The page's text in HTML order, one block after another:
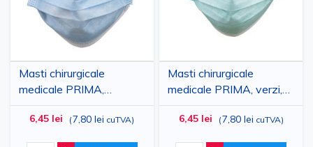
Masti chirurgicale
medicale PRIMA,
albastre, cu elastic, tip
IIR, 3 straturi, 50 bucati
6,45 lei (7,80 lei cuTVA)
Masti chirurgicale
medicale PRIMA, verzi,
cu elastic, tip IIR, 3
straturi, 50 bucati
6,45 lei (7,80 lei cuTVA)